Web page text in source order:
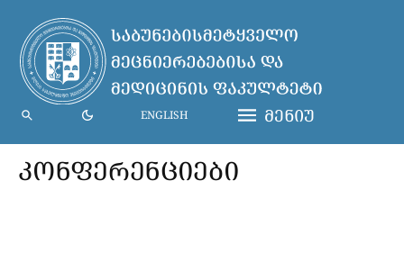
ENGLISH ᲛᲔᲜᲘᲣ
ᲙᲝᲜᲤᲔᲠᲔᲜᲪᲘᲔᲑᲘ